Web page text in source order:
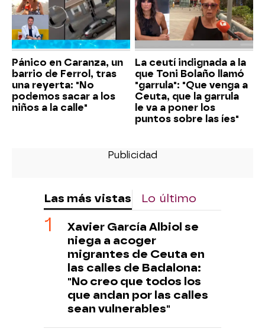
Pánico en Caranza, un
barrio de Ferrol, tras
una reyerta: "No
podemos sacar a los
niños a la calle"
La ceutí indignada a la
que Toni Bolaño llamó
"garrula": "Que venga a
Ceuta, que la garrula
le va a poner los
puntos sobre las íes"
Las más vistas Lo último
Xavier García Albiol se
niega a acoger
migrantes de Ceuta en
las calles de Badalona:
"No creo que todos los
que andan por las calles
sean vulnerables"